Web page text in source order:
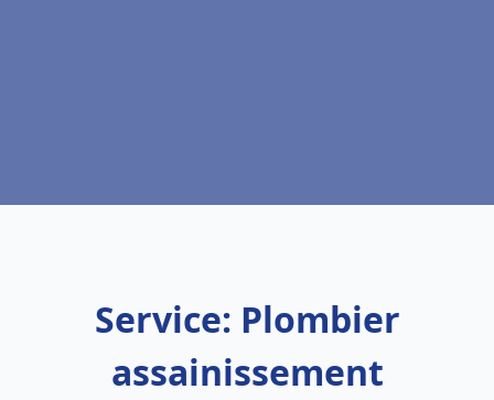
Service: Plombier
assainissement